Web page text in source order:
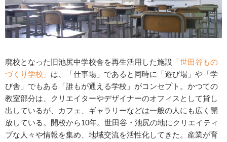
廃校となった旧池尻中学校舎を再生活用した施設 「世田谷もの
づくり学校」 は、「仕事場」であると同時に「遊び場」や「学
び舎」でもある「誰もが通える学校」がコンセプト。かつての
教室部分は、クリエイターやデザイナーのオフィスとして貸し
出しているが、カフェ、ギャラリーなどは一般の人にも広く開
放している。開校から10年。世田谷・池尻の地にクリエイティ
ブな人々や情報を集め、地域交流を活性化してきた。産業が育